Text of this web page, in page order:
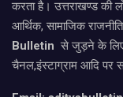
करता है। उत्तराखण्ड की
आर्थिक, सामाजिक
Bulletin से जुड़ने के लिए
चैनल,इंस्टाग्राम आदि पर